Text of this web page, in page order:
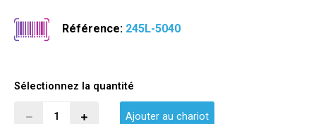
Référence: 245L-5040
Sélectionnez la quantité
Ajouter au chariot